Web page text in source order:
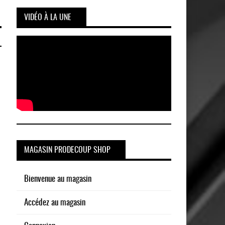
VIDÉO À LA UNE
MAGASIN PRODECOUP SHOP
Bienvenue au magasin
Accédez au magasin